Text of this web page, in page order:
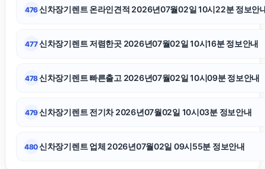
시트파일
인스타 팔로워 구매
수원형사변호사
476신차장기렌트 온라인견적 2026년07월02일 10시22분 정보안
477신차장기렌트 저렴한곳 2026년07월02일 10시16분 정보안내
478신차장기렌트 빠른출고 2026년07월02일 10시09분 정보안내
479신차장기렌트 전기차 2026년07월02일 10시03분 정보안내
480신차장기렌트 업체 2026년07월02일 09시55분 정보안내